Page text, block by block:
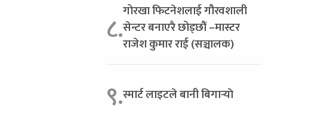
८.गोरखा फिटनेशलाई गौरवशाली
सेन्टर बनाएरै छोड्छौं –मास्टर
राजेश कुमार राई (सञ्चालक)
९.स्मार्ट लाइटले बानी बिगार्‍याे